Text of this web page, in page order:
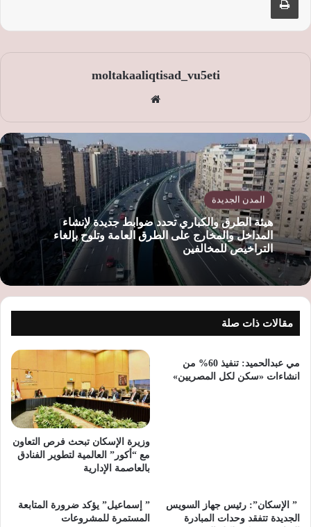
moltakaaliqtisad_vu5eti
الوي
ب
المدن الجديدة
هيئة الطرق والكباري تحدد ضوابط جديدة لإنشاء
المداخل والمخارج على الطرق العامة وتلوح بإلغاء
التراخيص للمخالفين
مقالات ذات صلة
مي عبدالحميد: تنفيذ 60% من
انشاءات «سكن لكل المصريين»
وزيرة الإسكان تبحث فرص التعاون
مع “أكور” العالمية لتطوير الفنادق
بالعاصمة الإدارية
‫ ” الإسكان”: رئيس جهاز السويس
الجديدة تتفقد وحدات المبادرة
” إسماعيل” يؤكد ضرورة المتابعة
المستمرة للمشروعات